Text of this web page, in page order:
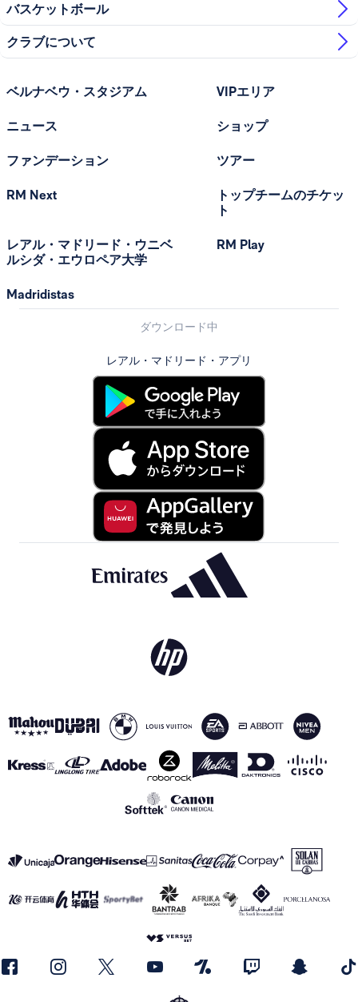
バスケットボール
クラブについて
ベルナベウ・スタジアム
ニュース
ファンデーション
RM Next
レアル・マドリード・ウニベ
ルシダ・エウロペア大学
Madridistas
VIPエリア
ショップ
ツアー
トップチームのチケッ
ト
RM Play
ダウンロード中
レアル・マドリード・アプリ